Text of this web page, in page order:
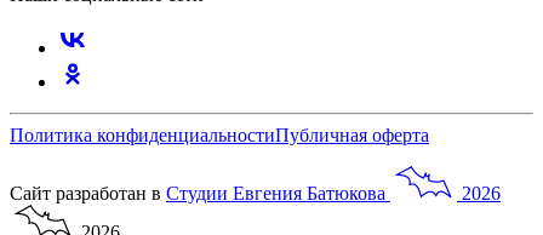
Политика конфиденциальностиПубличная оферта
Сайт разработан в Студии Евгения Батюкова
2026